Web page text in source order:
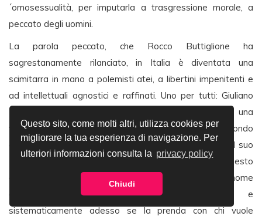
Questo sito, come molti altri, utilizza cookies per
migliorare la tua esperienza di navigazione. Per
ulteriori informazioni consulta la privacy policy
Chiudi
´omosessualità, per imputarla a trasgressione morale, a
peccato degli uomini.
La parola peccato, che Rocco Buttiglione ha
sagrestanamente rilanciato, in Italia è diventata una
scimitarra in mano a polemisti atei, a libertini impenitenti e
ad intellettuali agnostici e raffinati. Uno per tutti: Giuliano
Ferrara, il cui mondo quadrato è come investito da una
voglia di risarcimento e di penitenza contro il mondo tondo
che egli ha abbandonato. È paradossale che proprio il suo
Foglio, al quale ho riconosciuto, sulle colonne di questo
giornale, coraggio, intelligenza e anticonformismo in nome
della ricchezza delle opinioni, torvamente e
sistematicamente adesso se la prenda con chi vuole